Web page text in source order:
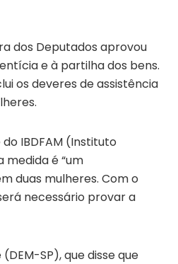
dos Deputados aprovou
e à partilha dos bens.
os deveres de assistência
IBDFAM (Instituto
é “um
duas mulheres. Com o
necessário provar a
SP), que disse que